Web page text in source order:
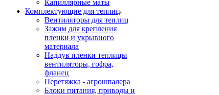
Капиллярные маты
Комплектующие для теплиц
Вентиляторы для теплиц
Зажим для крепления
пленки и укрывного
материала
Наддув пленки теплицы
вентиляторы, гофра,
фланец
Перетяжка - агрошпалера
Блоки питания, приводы и